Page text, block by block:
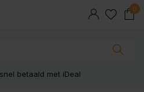
0
betaald met iDeal